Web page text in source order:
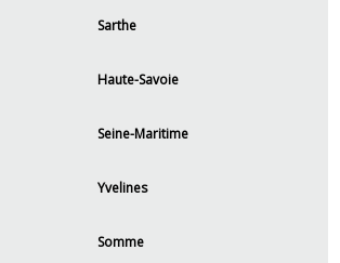
Sarthe
Haute-Savoie
Seine-Maritime
Yvelines
Somme